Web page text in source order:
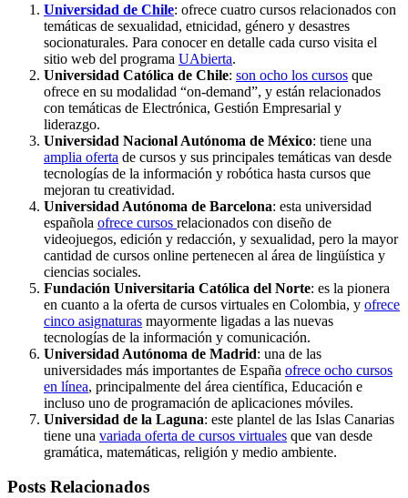
Universidad de Chile: ofrece cuatro cursos relacionados con
temáticas de sexualidad, etnicidad, género y desastres
socionaturales. Para conocer en detalle cada curso visita el
sitio web del programa UAbierta.
Universidad Católica de Chile: son ocho los cursos que
ofrece en su modalidad “on-demand”, y están relacionados
con temáticas de Electrónica, Gestión Empresarial y
liderazgo.
Universidad Nacional Autónoma de México: tiene una
amplia oferta de cursos y sus principales temáticas van desde
tecnologías de la información y robótica hasta cursos que
mejoran tu creatividad.
Universidad Autónoma de Barcelona: esta universidad
española ofrece cursos relacionados con diseño de
videojuegos, edición y redacción, y sexualidad, pero la mayor
cantidad de cursos online pertenecen al área de lingüística y
ciencias sociales.
Fundación Universitaria Católica del Norte: es la pionera
en cuanto a la oferta de cursos virtuales en Colombia, y ofrece
cinco asignaturas mayormente ligadas a las nuevas
tecnologías de la información y comunicación.
Universidad Autónoma de Madrid: una de las
universidades más importantes de España ofrece ocho cursos
en línea, principalmente del área científica, Educación e
incluso uno de programación de aplicaciones móviles.
Universidad de la Laguna: este plantel de las Islas Canarias
tiene una variada oferta de cursos virtuales que van desde
gramática, matemáticas, religión y medio ambiente.
Posts Relacionados